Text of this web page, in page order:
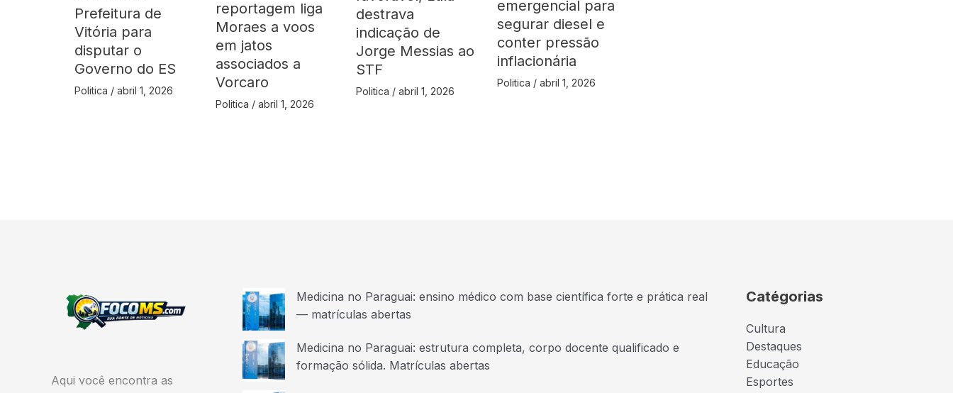
Prefeitura de
Vitória para
disputar o
Governo do ES
Politica / abril 1, 2026
reportagem liga
Moraes a voos
em jatos
associados a
Vorcaro
Politica / abril 1, 2026
destrava
indicação de
Jorge Messias ao
STF
Politica /abril 1, 2026
emergencial para
segurar diesel e
conter pressão
inflacionária
Politica /abril 1, 2026
Aqui você encontra as
Medicina no Paraguai: ensino médico com base científica forte e prática real
— matrículas abertas
Medicina no Paraguai: estrutura completa, corpo docente qualificado e
formação sólida. Matrículas abertas
Catégorias
Cultura
Destaques
Educação
Esportes